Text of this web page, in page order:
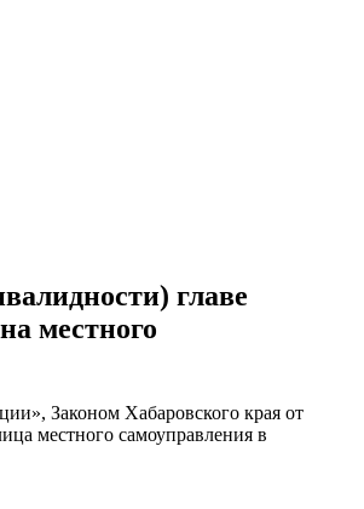
главе
местного
Законом Хабаровского края от
местного самоуправления в